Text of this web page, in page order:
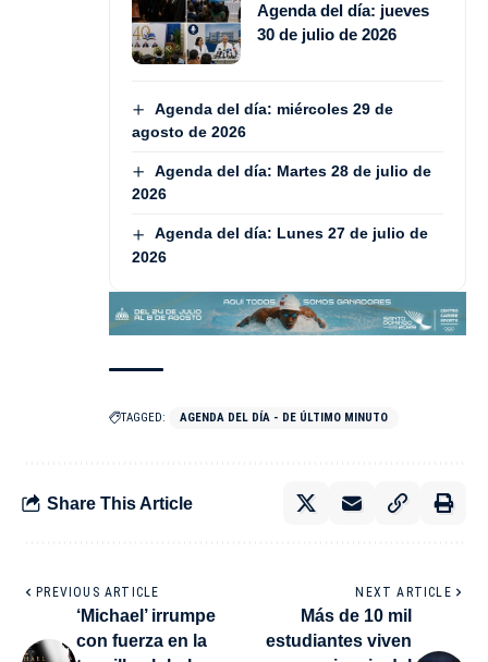
Agenda del día: jueves
30 de julio de 2026
Agenda del día: miércoles 29 de
agosto de 2026
Agenda del día: Martes 28 de julio de
2026
Agenda del día: Lunes 27 de julio de
2026
TAGGED: AGENDA DEL DÍA - DE ÚLTIMO MINUTO
Share This Article
PREVIOUS ARTICLE
‘Michael’ irrumpe
con fuerza en la
NEXT ARTICLE
Más de 10 mil
estudiantes viven